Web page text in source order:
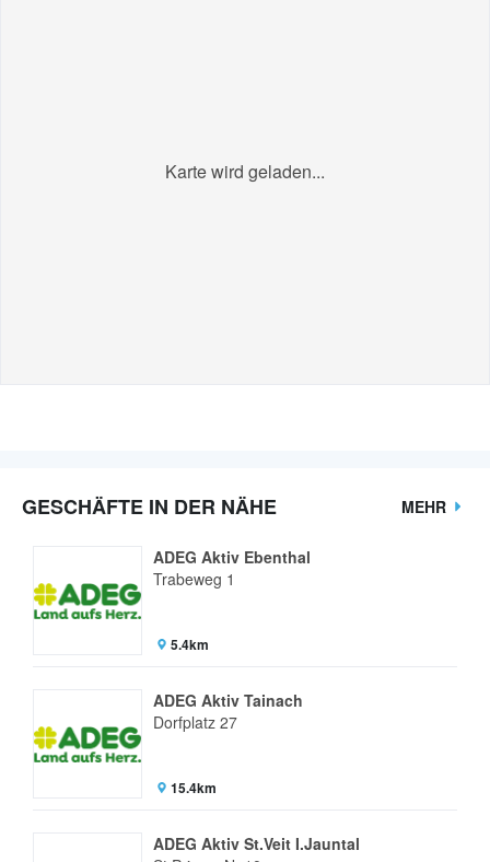
Karte wird geladen...
GESCHÄFTE IN DER NÄHE MEHR
ADEG Aktiv Ebenthal
Trabeweg 1
5.4km
ADEG Aktiv Tainach
Dorfplatz 27
15.4km
ADEG Aktiv St.Veit I.Jauntal